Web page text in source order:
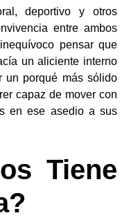
deportivo y otros
entre ambos
pensar que
un aliciente interno
un porqué más sólido
capaz de mover con
en ese asedio a sus
Tiene